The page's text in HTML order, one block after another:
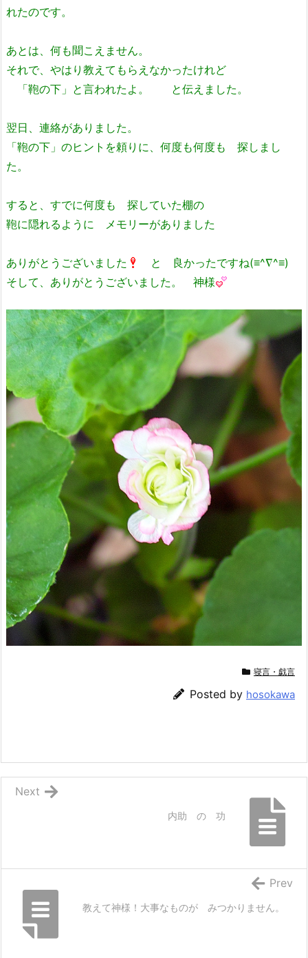
れたのです。
あとは、何も聞こえません。
それで、やはり教えてもらえなかったけれど
「鞄の下」と言われたよ。 と伝えました。
翌日、連絡がありました。
「鞄の下」のヒントを頼りに、何度も何度も 探しまし
た。
すると、すでに何度も 探していた棚の
鞄に隠れるように メモリーがありました
ありがとうございました
と 良かったですね(≡^∇^≡)
そして、ありがとうございました。 神様
寝言・戯言
Posted by hosokawa
内助 の 功
Next
教えて神様！大事なものが みつかりません。
Prev